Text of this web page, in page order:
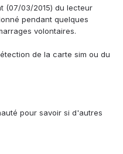
(07/03/2015) du lecteur
pendant quelques
volontaires.
de la carte sim ou du
pour savoir si d'autres